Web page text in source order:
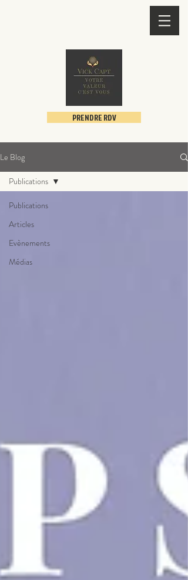
PRENDRE RDV
Le Blog
Publications
Articles
Evènements
Médias
Publications